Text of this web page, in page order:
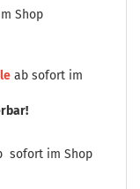
Shop
ab sofort im
sofort im Shop